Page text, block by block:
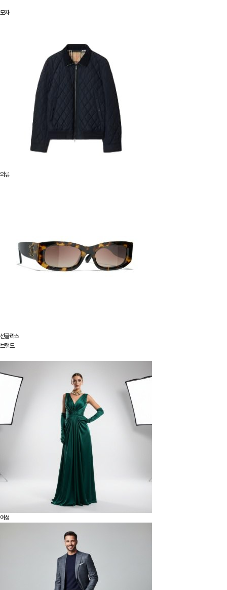
모자
의류
선글라스
브랜드
여성